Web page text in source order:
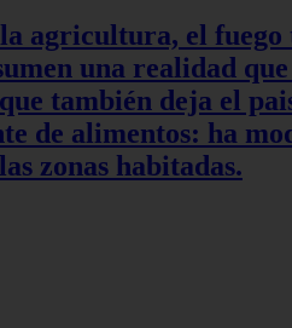
agricultura, el
una realidad
también deja el
de alimentos: ha
zonas habitadas.